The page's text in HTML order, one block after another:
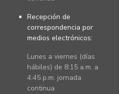
Recepción de
correspondencia por
medios electrónicos:
Lunes a viernes (días
hábiles) de 8:15 a.m. a
4:45 p.m. jornada
continua